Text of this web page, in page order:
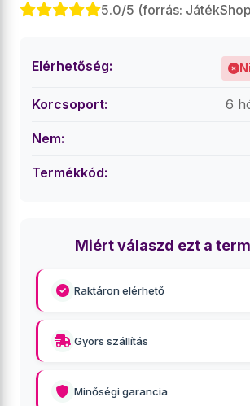
5.0/5 (forrás:
Elérhetőség:
Korcsoport: 6
Nem:
Termékkód:
Miért válaszd ezt a
Raktáron elérhető
Gyors szállítás
Minőségi garancia